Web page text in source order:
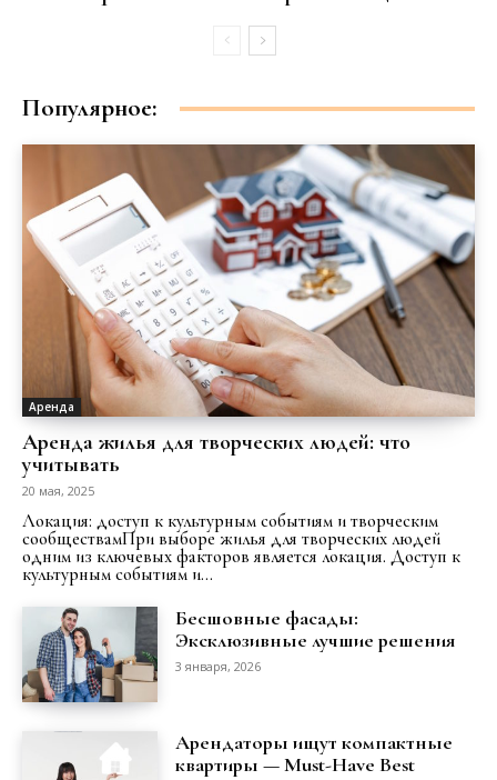
Популярное:
Аренда
Аренда жилья для творческих людей: что
учитывать
20 мая, 2025
Локация: доступ к культурным событиям и творческим
сообществамПри выборе жилья для творческих людей
одним из ключевых факторов является локация. Доступ к
культурным событиям и...
Бесшовные фасады:
Эксклюзивные лучшие решения
3 января, 2026
Арендаторы ищут компактные
квартиры — Must-Have Best